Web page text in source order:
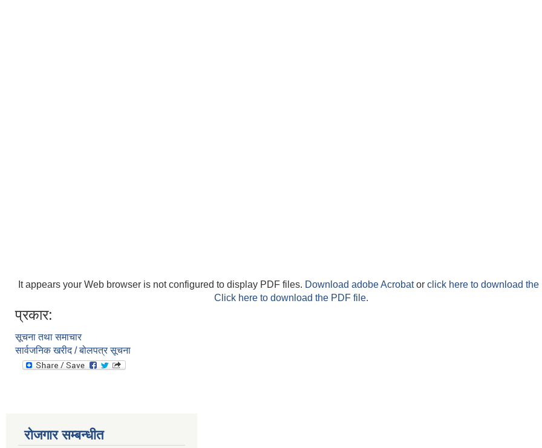
It appears your Web browser is not configured to display PDF files. Download adobe Acrobator click here to download the
Click here to download the PDF file.
प्रकार:
सूचना तथा समाचार
सार्वजनिक खरीद / बोलपत्र सूचना
रोजगार सम्बन्धीत